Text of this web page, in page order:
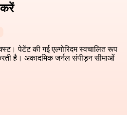
पेटेंट की गई एल्गोरिदम स्वचालित रूप
है। अकादमिक जर्नल संपीड़न सीमाओं